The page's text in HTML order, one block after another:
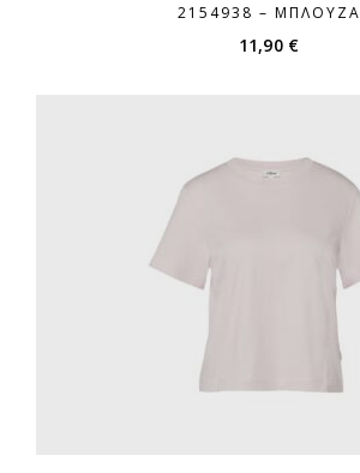
2154938 – ΜΠΛΟΎΖΑ
11,90 €